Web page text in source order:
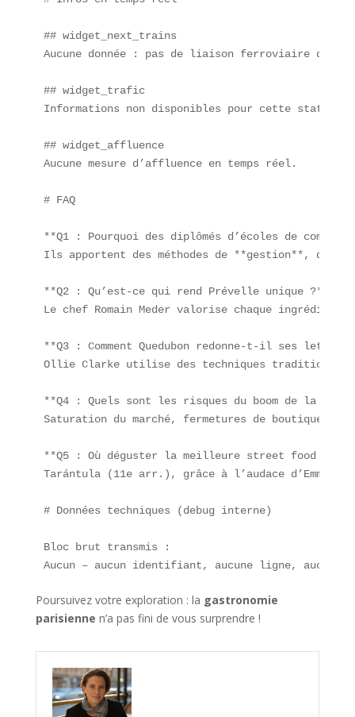
## widget_next_trains
Aucune donnée : pas de liaison ferroviaire
## widget_trafic
Informations non disponibles pour cette station
## widget_affluence
Aucune mesure d’affluence en temps réel.
# FAQ
**Q1 : Pourquoi des diplômés d’écoles de
Ils apportent des méthodes de **gestion**, de
**Q2 : Qu’est-ce qui rend Prévelle unique ?**
Le chef Romain Meder valorise chaque
**Q3 : Comment Quedubon redonne-t-il ses
Ollie Clarke utilise des techniques
**Q4 : Quels sont les risques du boom de la
Saturation du marché, fermetures de boutiques,
**Q5 : Où déguster la meilleure street food
Tarántula (11e arr.), grâce à l’audace
# Données techniques (debug interne)
Bloc brut transmis :
Aucun – aucun identifiant, aucune ligne, aucun
Poursuivez votre exploration : la gastronomie
parisienne n’a pas fini de vous surprendre !